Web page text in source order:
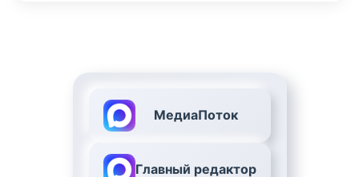
МедиаПоток
Главный редактор